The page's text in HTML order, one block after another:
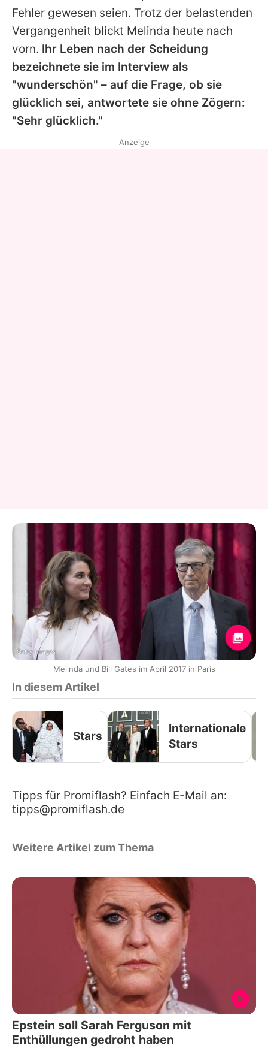
Fehler gewesen seien. Trotz der belastenden
Vergangenheit blickt Melinda heute nach
vorn. Ihr Leben nach der Scheidung
bezeichnete sie im Interview als
"wunderschön" – auf die Frage, ob sie
glücklich sei, antwortete sie ohne Zögern:
"Sehr glücklich."
Anzeige
Getty Images
Melinda und Bill Gates im April 2017 in Paris
In diesem Artikel
Stars
Internationale
Stars
Tipps für Promiflash? Einfach E-Mail an:
tipps@promiflash.de
Weitere Artikel zum Thema
Epstein soll Sarah Ferguson mit
Enthüllungen gedroht haben